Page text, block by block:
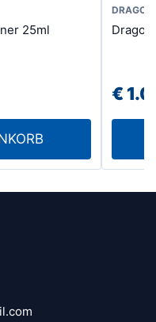
25ml
DRAGON
€